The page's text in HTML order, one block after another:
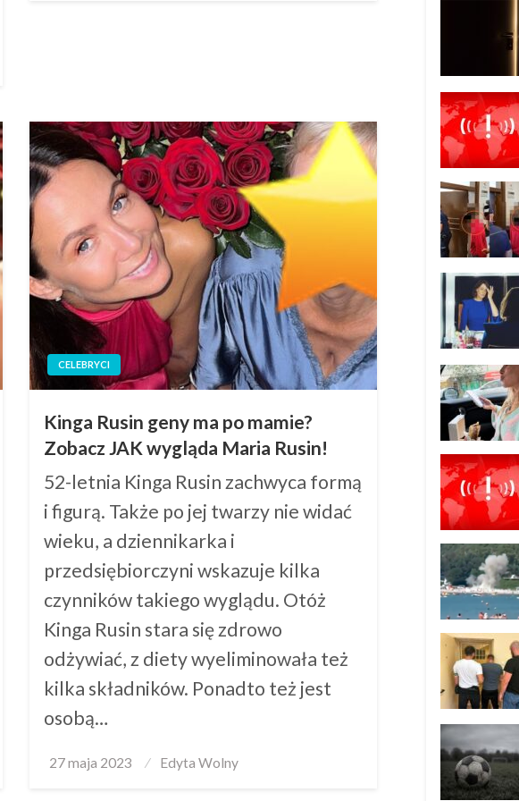
CELEBRYCI
Kinga Rusin geny ma po mamie?
Zobacz JAK wygląda Maria Rusin!
52-letnia Kinga Rusin zachwyca formą
i figurą. Także po jej twarzy nie widać
wieku, a dziennikarka i
przedsiębiorczyni wskazuje kilka
czynników takiego wyglądu. Otóż
Kinga Rusin stara się zdrowo
odżywiać, z diety wyeliminowała też
kilka składników. Ponadto też jest
osobą…
Posted
27 maja 2023 Edyta Wolny